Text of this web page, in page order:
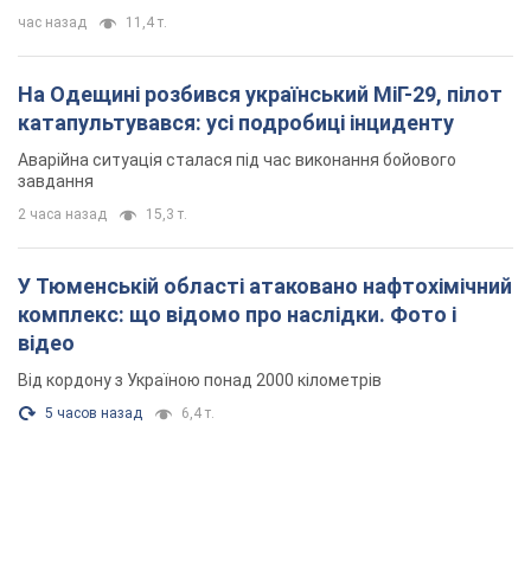
час назад 11,4 т.
На Одещині розбився український МіГ-29, пілот
катапультувався: усі подробиці інциденту
Аварійна ситуація сталася під час виконання бойового
завдання
2 часа назад 15,3 т.
У Тюменській області атаковано нафтохімічний
комплекс: що відомо про наслідки. Фото і
відео
Від кордону з Україною понад 2000 кілометрів
5 часов назад 6,4 т.